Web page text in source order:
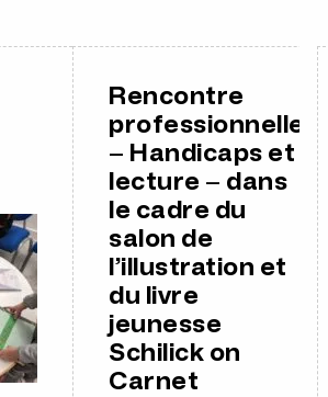
Rencontre
professionnelle
– Handicaps et
lecture – dans
le cadre du
salon de
l’illustration et
du livre
jeunesse
Schilick on
Carnet